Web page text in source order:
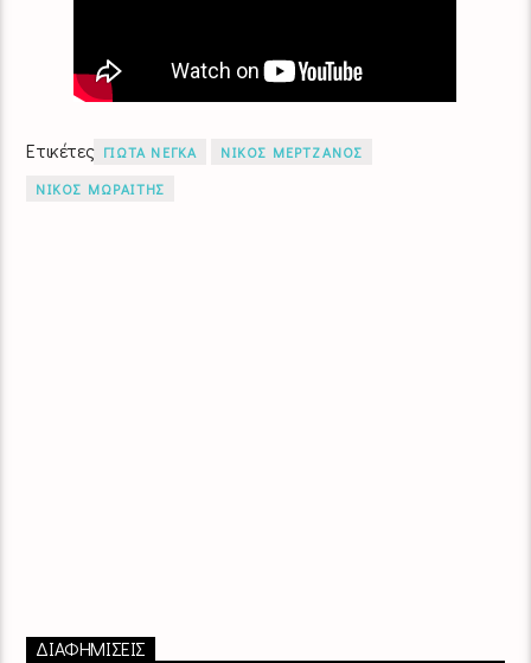
Ετικέτες ΓΙΩΤΑ ΝΕΓΚΑ
ΝΙΚΟΣ ΜΕΡΤΖΑΝΟΣ
ΝΙΚΟΣ ΜΩΡΑΙΤΗΣ
ΔΙΑΦΗΜΙΣΕΙΣ